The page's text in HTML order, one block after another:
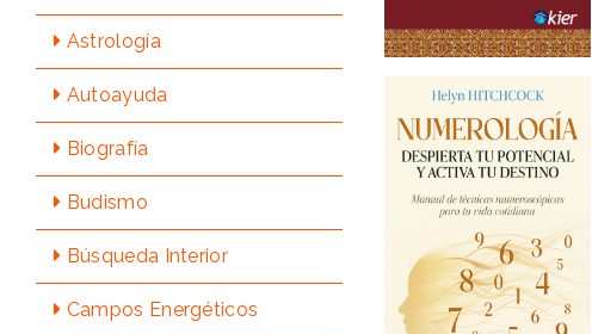
Astrologí­a
Autoayuda
Biografí­a
Budismo
Búsqueda Interior
Campos Energéticos